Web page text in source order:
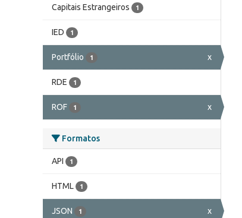
Capitais Estrangeiros 1
IED 1
Portfólio 1 x
RDE 1
ROF 1 x
Formatos
API 1
HTML 1
JSON 1 x